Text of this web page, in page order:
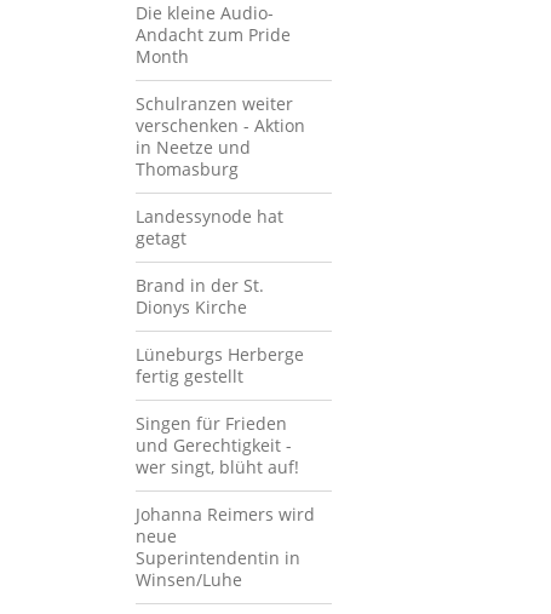
Die kleine Audio-
Andacht zum Pride
Month
Schulranzen weiter
verschenken - Aktion
in Neetze und
Thomasburg
Landessynode hat
getagt
Brand in der St.
Dionys Kirche
Lüneburgs Herberge
fertig gestellt
Singen für Frieden
und Gerechtigkeit -
wer singt, blüht auf!
Johanna Reimers wird
neue
Superintendentin in
Winsen/Luhe